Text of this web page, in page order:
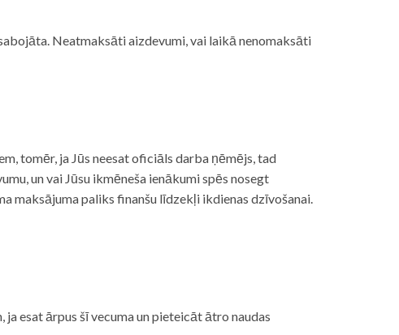
Neatmaksāti aizdevumi, vai laikā nenomaksāti
tomēr, ja Jūs neesat oficiāls darba ņēmējs, tad
un vai Jūsu ikmēneša ienākumi spēs nosegt
maksājuma paliks finanšu līdzekļi ikdienas dzīvošanai.
esat ārpus šī vecuma un pieteicāt ātro naudas